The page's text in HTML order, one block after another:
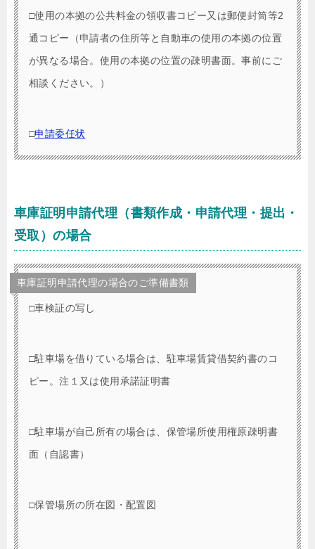
□使用の本拠の公共料金の領収書コピー又は郵便封筒等2
通コピー（申請者の住所等と自動車の使用の本拠の位置
が異なる場合。使用の本拠の位置の疎明書面。事前にご
相談ください。）
□申請委任状
車庫証明申請代理（書類作成・申請代理・提出・
受取）の場合
車庫証明申請代理の場合のご準備書類
□車検証の写し
□駐車場を借りている場合は、駐車場賃貸借契約書のコ
ピー。注１又は使用承諾証明書
□駐車場が自己所有の場合は、保管場所使用権原疎明書
面（自認書）
□保管場所の所在図・配置図